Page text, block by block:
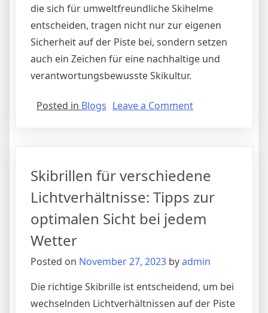
die sich für umweltfreundliche Skihelme
entscheiden, tragen nicht nur zur eigenen
Sicherheit auf der Piste bei, sondern setzen
auch ein Zeichen für eine nachhaltige und
verantwortungsbewusste Skikultur.
Posted in Blogs Leave a Commenton
ihr
Beitrag
zum
Umweltschutz
Skibrillen für verschiedene
Lichtverhältnisse: Tipps zur
optimalen Sicht bei jedem
Wetter
Posted on November 27, 2023 byadmin
Die richtige Skibrille ist entscheidend, um bei
wechselnden Lichtverhältnissen auf der Piste